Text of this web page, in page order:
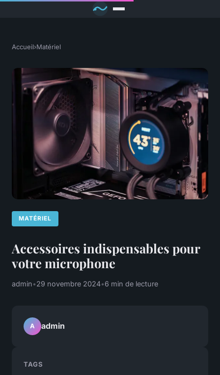
Accueil›Matériel
MATÉRIEL
Accessoires indispensables pour
votre microphone
admin•29 novembre 2024•6 min de lecture
A admin
TAGS